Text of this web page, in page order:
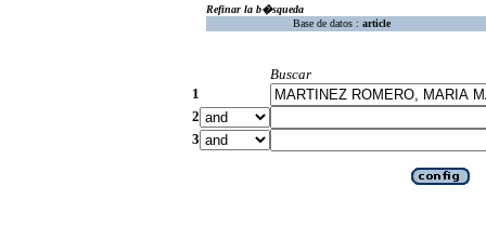
Refinar la b�squeda
Base de datos : article
Buscar
1
2
3